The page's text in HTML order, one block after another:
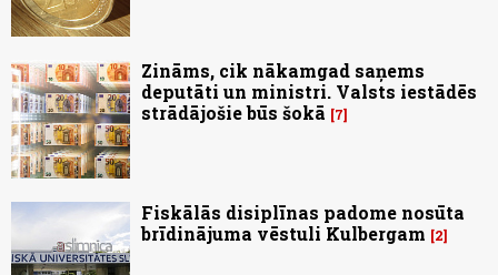
Zināms, cik nākamgad saņems
deputāti un ministri. Valsts iestādēs
strādājošie būs šokā
7
Fiskālās disiplīnas padome nosūta
brīdinājuma vēstuli Kulbergam
2